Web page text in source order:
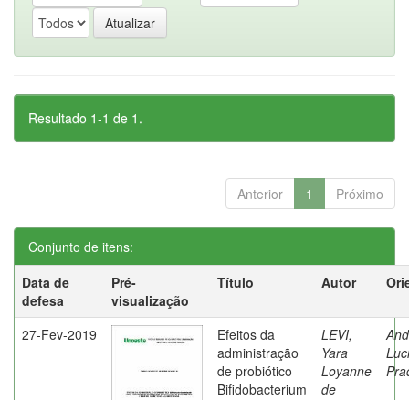
Resultado 1-1 de 1.
Anterior 1 Próximo
Conjunto de itens:
Data de
defesa
Pré-
visualização
Título Autor
27-Fev-2019
Efeitos da
administração
de probiótico
Bifidobacterium
LEVI,
Yara
Loyanne
de